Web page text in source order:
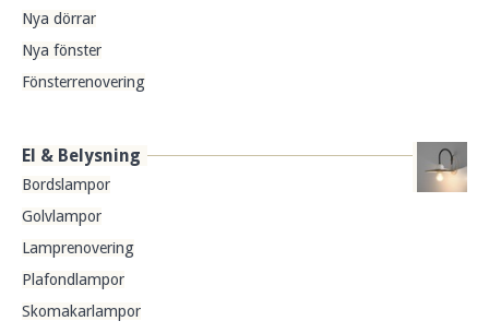
Nya dörrar
Nya fönster
Fönsterrenovering
El & Belysning
Bordslampor
Golvlampor
Lamprenovering
Plafondlampor
Skomakarlampor